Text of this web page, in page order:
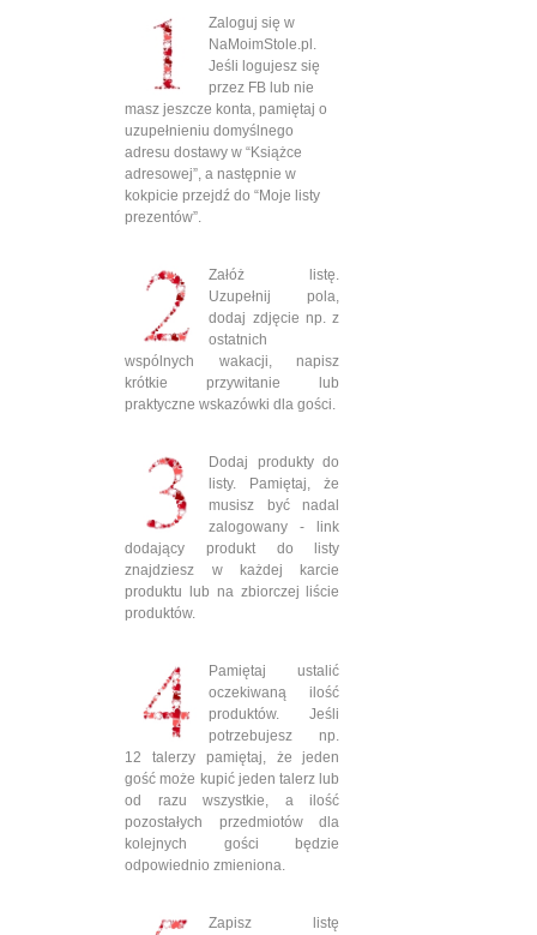
Zaloguj się w
NaMoimStole.pl.
Jeśli logujesz się
przez FB lub nie
masz jeszcze konta, pamiętaj o
uzupełnieniu domyślnego
adresu dostawy w “Książce
adresowej”, a następnie w
kokpicie przejdź do “Moje listy
prezentów”.
Załóż listę.
Uzupełnij pola,
dodaj zdjęcie np. z
ostatnich
wspólnych wakacji, napisz
krótkie przywitanie lub
praktyczne wskazówki dla gości.
Dodaj produkty do
listy. Pamiętaj, że
musisz być nadal
zalogowany - link
dodający produkt do listy
znajdziesz w każdej karcie
produktu lub na zbiorczej liście
produktów.
Pamiętaj ustalić
oczekiwaną ilość
produktów. Jeśli
potrzebujesz np.
12 talerzy pamiętaj, że jeden
gość może kupić jeden talerz lub
od razu wszystkie, a ilość
pozostałych przedmiotów dla
kolejnych gości będzie
odpowiednio zmieniona.
Zapisz listę